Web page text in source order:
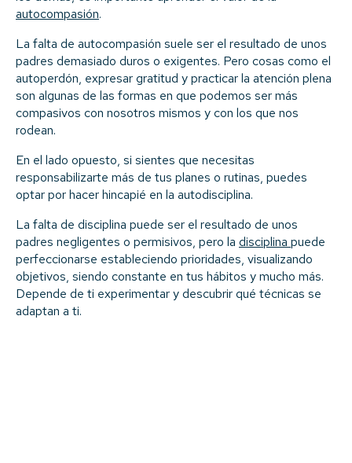
autocompasión.
La falta de autocompasión suele ser el resultado de unos
padres demasiado duros o exigentes. Pero cosas como el
autoperdón, expresar gratitud y practicar la atención plena
son algunas de las formas en que podemos ser más
compasivos con nosotros mismos y con los que nos
rodean.
En el lado opuesto, si sientes que necesitas
responsabilizarte más de tus planes o rutinas, puedes
optar por hacer hincapié en la autodisciplina.
La falta de disciplina puede ser el resultado de unos
padres negligentes o permisivos, pero la disciplina puede
perfeccionarse estableciendo prioridades, visualizando
objetivos, siendo constante en tus hábitos y mucho más.
Depende de ti experimentar y descubrir qué técnicas se
adaptan a ti.